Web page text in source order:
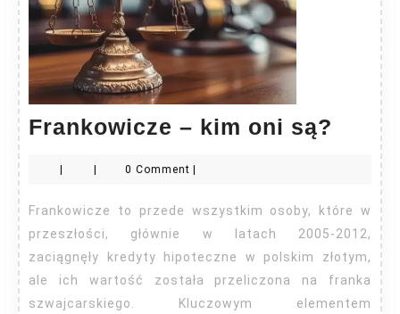
Frankowicze – kim oni są?
oni
są?
0 Comment
Frankowicze to przede wszystkim osoby, które w
przeszłości, głównie w latach 2005-2012,
zaciągnęły kredyty hipoteczne w polskim złotym,
ale ich wartość została przeliczona na franka
szwajcarskiego. Kluczowym elementem